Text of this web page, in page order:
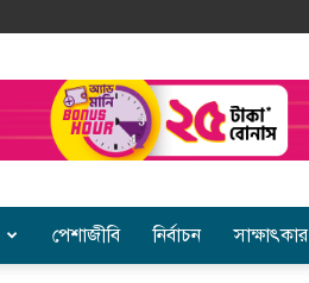
পেশাজীবি নির্বাচন সাক্ষাৎকার